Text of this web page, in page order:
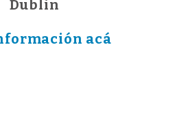
Dublin
acá